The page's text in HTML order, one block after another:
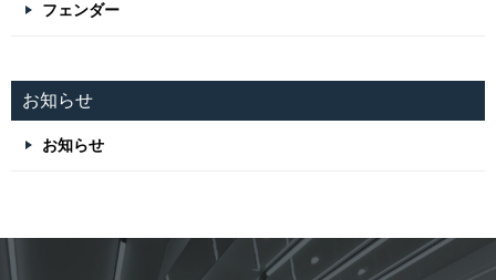
フェンダー
お知らせ
お知らせ